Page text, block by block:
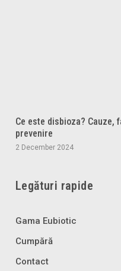
Ce este disbioza?
prevenire
2 December 2024
Legături rapide
Gama Eubiotic
Cumpără
Contact